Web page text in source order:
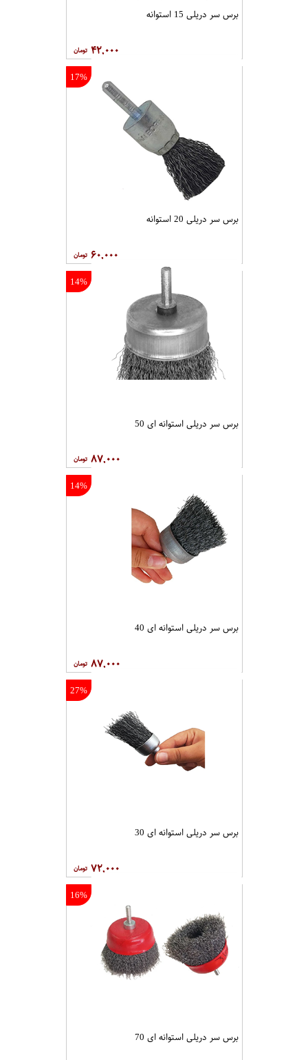
برس سر دریلی 15 استوانه
۴۲,۰۰۰
17%
برس سر دریلی 20 استوانه
۶۰,۰۰۰
14%
برس سر دریلی استوانه ای 50
۸۷,۰۰۰
14%
برس سر دریلی استوانه ای 40
۸۷,۰۰۰
27%
برس سر دریلی استوانه ای 30
۷۲,۰۰۰
16%
برس سر دریلی استوانه ای 70